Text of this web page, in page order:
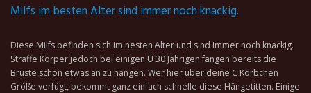
Milfs im besten Alter sind immer noch knackig.
Diese Milfs befinden sich im nesten Alter und sind immer noch knackig.
Straffe Körper jedoch bei einigen Ü 30 Jährigen fangen bereits die
Brüste schon etwas an zu hängen. Wer hier über deine C Körbchen
Größe verfügt, bekommt ganz einfach schnelle diese Hängetitten. Einige